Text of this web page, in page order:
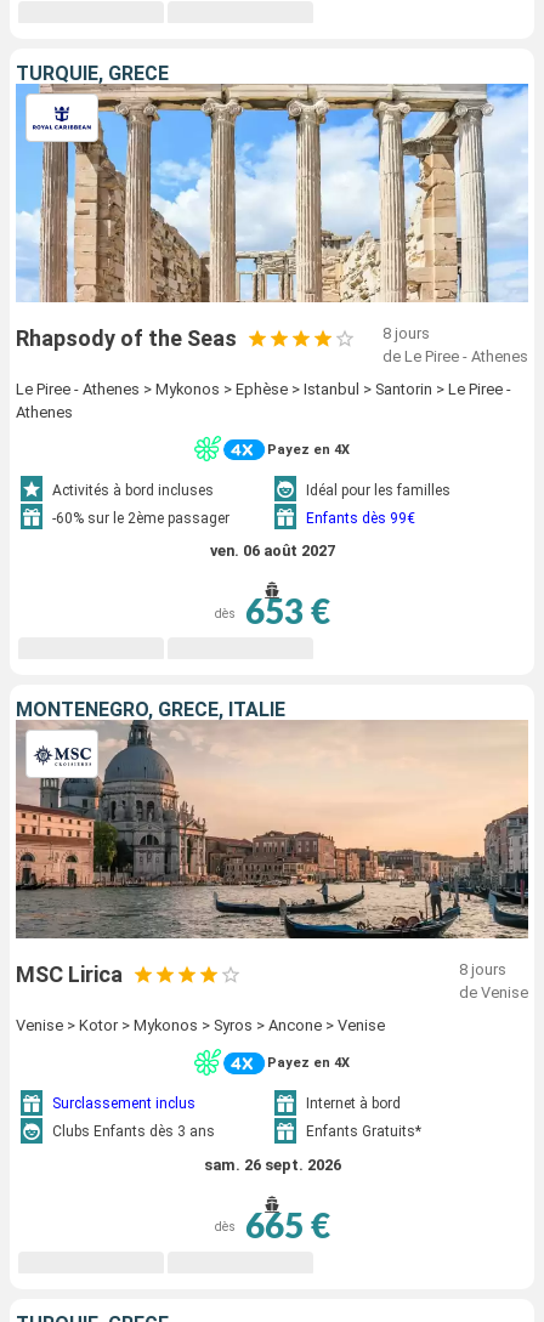
TURQUIE, GRÈCE
Rhapsody of the Seas
8 jours
de Le Piree - Athenes
Le Piree - Athenes > Mykonos > Ephèse > Istanbul > Santorin > Le Piree -
Athenes
Payez en 4X
Activités à bord incluses
Idéal pour les familles
-60% sur le 2ème passager
Enfants dès 99€
ven. 06 août 2027
dès 653 €
MONTÉNÉGRO, GRÈCE, ITALIE
MSC Lirica
8 jours
de Venise
Venise > Kotor > Mykonos > Syros > Ancone > Venise
Payez en 4X
Surclassement inclus
Internet à bord
Clubs Enfants dès 3 ans
Enfants Gratuits*
sam. 26 sept. 2026
dès 665 €